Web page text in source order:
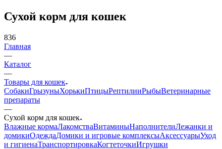
Сухой корм для кошек
836
Главная
—
Каталог
—
Товары для кошек
СобакиГрызуныХорькиПтицыРептилииРыбыВетеринарные
препараты
—
Сухой корм для кошек
Влажные кормаЛакомстваВитаминыНаполнителиЛежанки и
домикиОдеждаДомики и игровые комплексыАксессуарыУход
и гигиенаТранспортировкаКогтеточкиИгрушки